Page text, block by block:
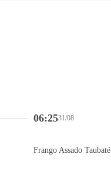
06:2531/08
Frango Assado Taubaté